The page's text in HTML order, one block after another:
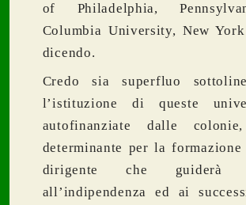
of Philadelphia,
Columbia University, New
dicendo.
Credo sia superfluo
l’istituzione di queste
autofinanziate dalle
determinante per la formazione
dirigente che guiderà
all’indipendenza ed ai